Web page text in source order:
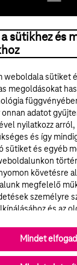
Nyrt.
sütikhez és
weboldala sütiket
megoldásokat
adatot
nyilatkozz arról,
és így
sütiket és egyéb
követésre
megfelelő
személyre
és az
a weboldal
célú
Mindet